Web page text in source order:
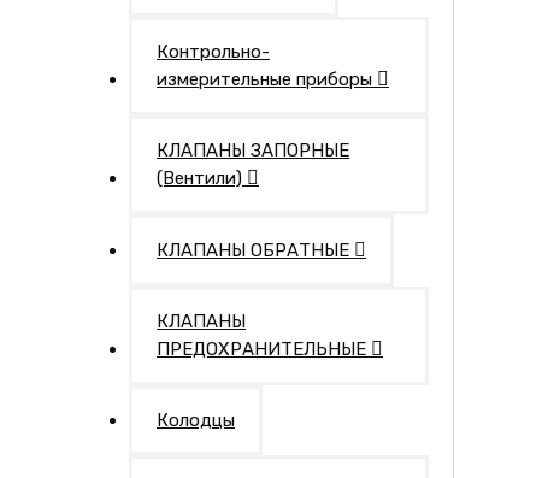
Контрольно-
измерительные приборы
КЛАПАНЫ ЗАПОРНЫЕ
(Вентили)
КЛАПАНЫ ОБРАТНЫЕ
КЛАПАНЫ
ПРЕДОХРАНИТЕЛЬНЫЕ
Колодцы